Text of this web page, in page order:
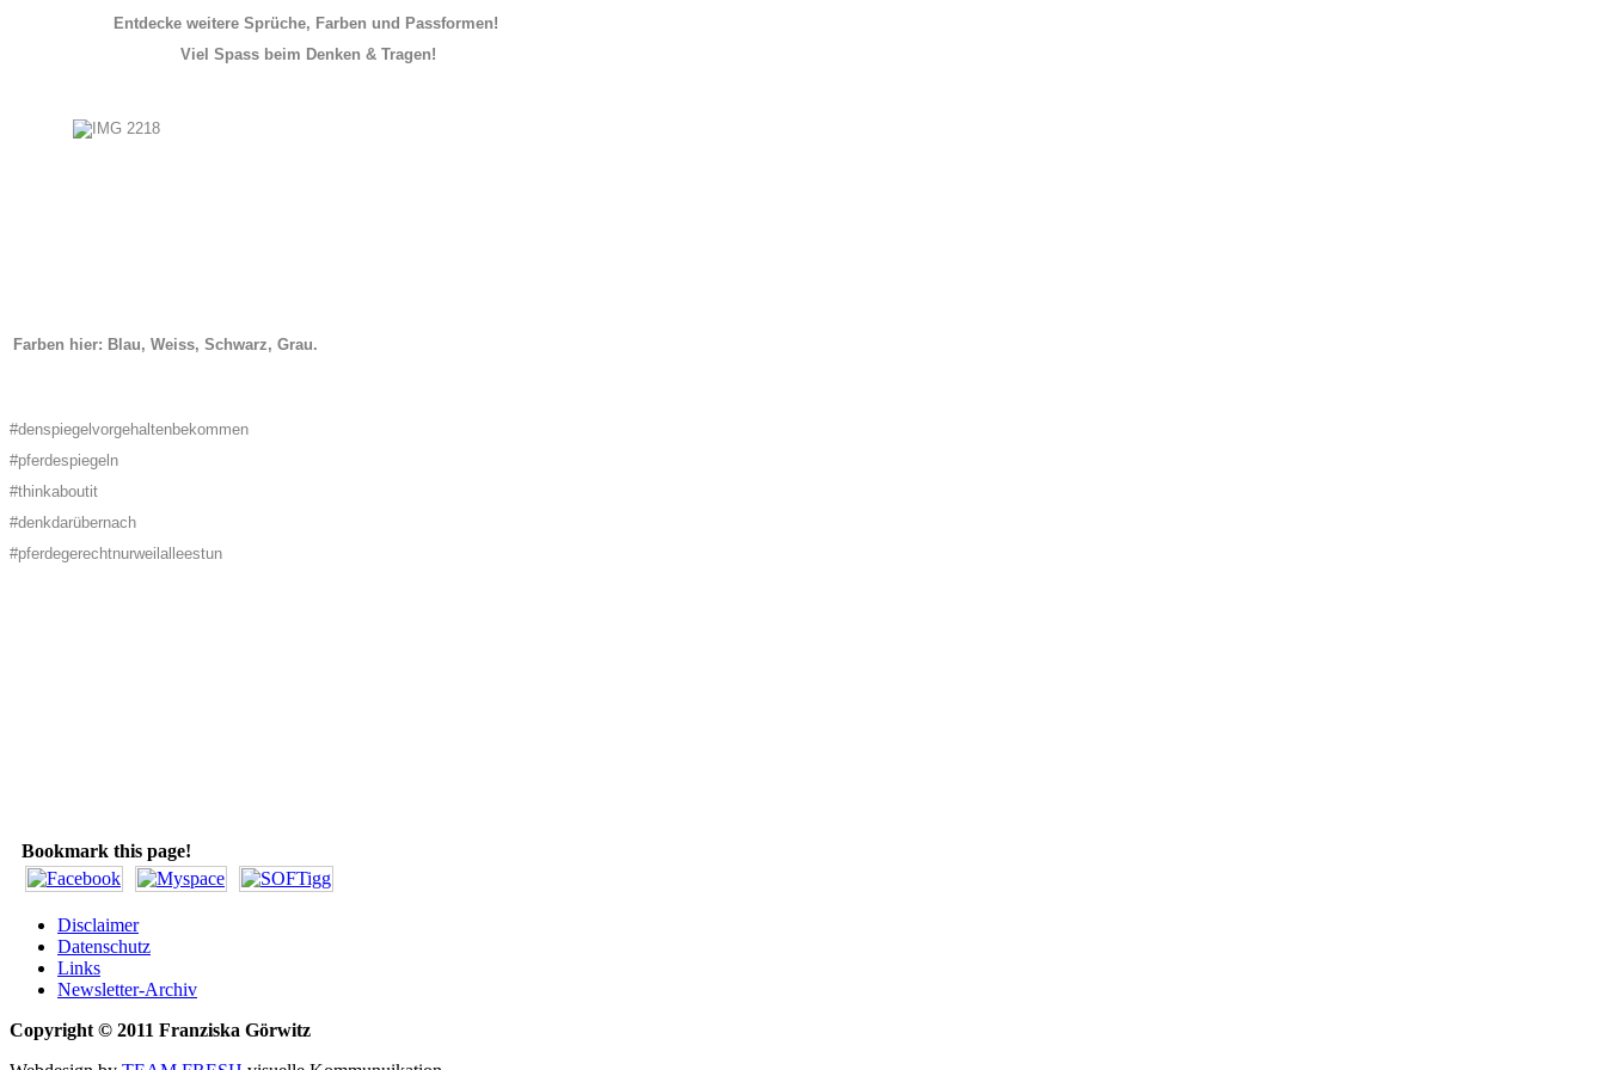
Entdecke weitere Sprüche, Farben und Passformen!
Viel Spass beim Denken & Tragen!
Farben hier: Blau, Weiss, Schwarz, Grau.
#denspiegelvorgehaltenbekommen
#pferdespiegeln
#thinkaboutit
#denkdarübernach
#pferdegerechtnurweilalleestun
Bookmark this page!
Disclaimer
Datenschutz
Links
Newsletter-Archiv
Copyright © 2011 Franziska Görwitz